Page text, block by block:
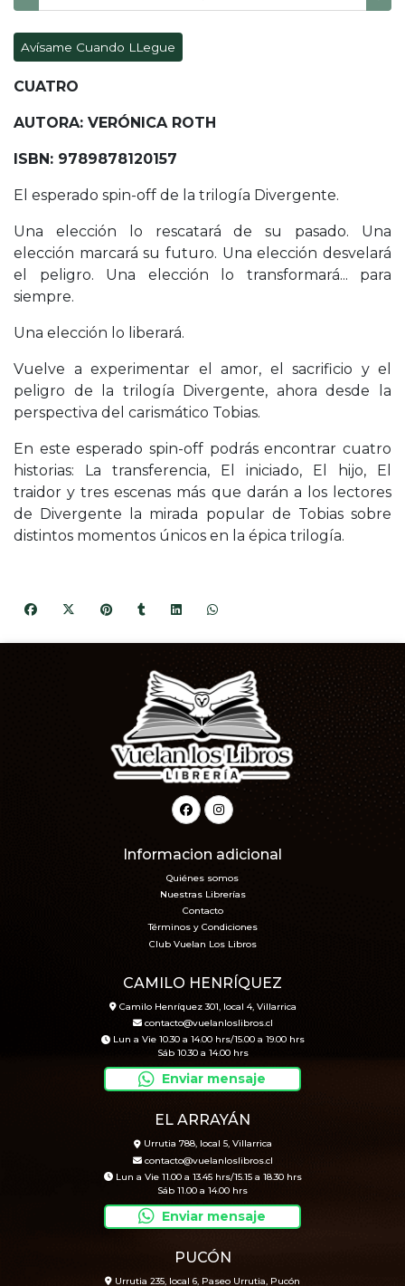
Avísame Cuando LLegue
CUATRO
AUTORA: VERÓNICA ROTH
ISBN: 9789878120157
El esperado spin-off de la trilogía Divergente.
Una elección lo rescatará de su pasado. Una
elección marcará su futuro. Una elección desvelará
el peligro. Una elección lo transformará... para
siempre.
Una elección lo liberará.
Vuelve a experimentar el amor, el sacrificio y el
peligro de la trilogía Divergente, ahora desde la
perspectiva del carismático Tobias.
En este esperado spin-off podrás encontrar cuatro
historias: La transferencia, El iniciado, El hijo, El
traidor y tres escenas más que darán a los lectores
de Divergente la mirada popular de Tobias sobre
distintos momentos únicos en la épica trilogía.
Informacion adicional
Quiénes somos
Nuestras Librerías
Contacto
Términos y Condiciones
Club Vuelan Los Libros
CAMILO HENRÍQUEZ
Camilo Henríquez 301, local 4, Villarrica
contacto@vuelanloslibros.cl
Lun a Vie 10.30 a 14.00 hrs/15.00 a 19.00 hrs
Sáb 10.30 a 14.00 hrs
Enviar mensaje
EL ARRAYÁN
Urrutia 788, local 5, Villarrica
contacto@vuelanloslibros.cl
Lun a Vie 11.00 a 13.45 hrs/15.15 a 18.30 hrs
Sáb 11.00 a 14.00 hrs
Enviar mensaje
PUCÓN
Urrutia 235, local 6, Paseo Urrutia, Pucón